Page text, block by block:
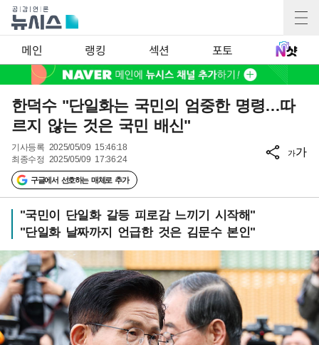
메인 랭킹 섹션 포토
한덕수 "단일화는 국민의 엄중한 명령…따
르지 않는 것은 국민 배신"
기사등록 2025/05/09 15:46:18
최종수정 2025/05/09 17:36:24
구글에서 선호하는 매체로 추가
가가
"국민이 단일화 갈등 피로감 느끼기 시작해"
"단일화 날짜까지 언급한 것은 김문수 본인"